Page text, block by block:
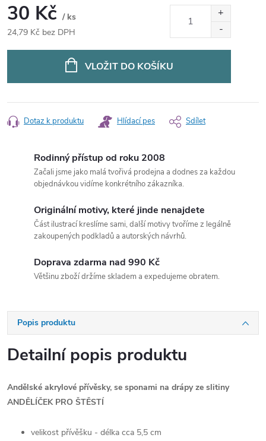
30 Kč / ks
24,79 Kč bez DPH
VLOŽIT DO KOŠÍKU
Dotaz k produktu Hlídací pes Sdílet
Rodinný přístup od roku 2008
Začali jsme jako malá tvořivá prodejna a dodnes za každou
objednávkou vidíme konkrétního zákazníka.
Originální motivy, které jinde nenajdete
Část ilustrací kreslíme sami, další motivy tvoříme z legálně
zakoupených podkladů a autorských návrhů.
Doprava zdarma nad 990 Kč
Většinu zboží držíme skladem a expedujeme obratem.
Popis produktu
Detailní popis produktu
Andělské akrylové přívěsky, se sponami na drápy ze slitiny
ANDĚLÍČEK PRO ŠTĚSTÍ
velikost přívěšku - délka cca 5,5 cm